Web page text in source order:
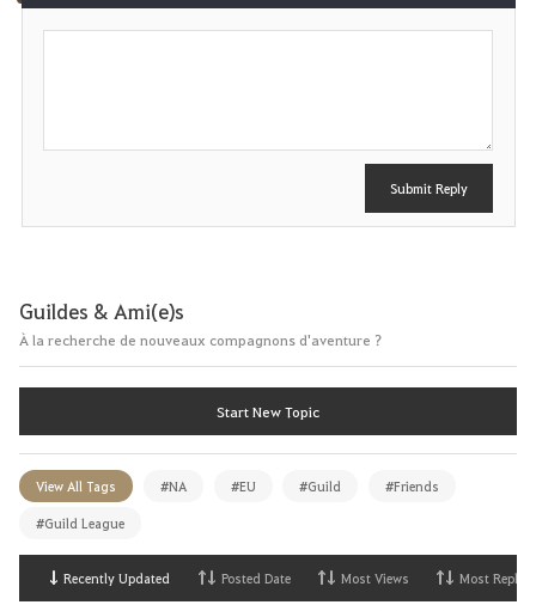
P
Submit Reply
Guildes & Ami(e)s
À la recherche de nouveaux compagnons d'aventure ?
Start New Topic
View All Tags #NA #EU #Guild #Friends
#Guild League
Recently Updated Posted Date Most Views Most Replies